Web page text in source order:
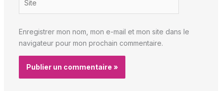
Enregistrer mon nom, mon e-mail et mon site dans le
navigateur pour mon prochain commentaire.